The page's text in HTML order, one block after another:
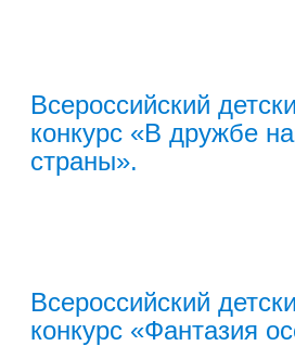
Всероссийский
конкурс «В дружбе
страны».
Всероссийский
конкурс «Фантазия